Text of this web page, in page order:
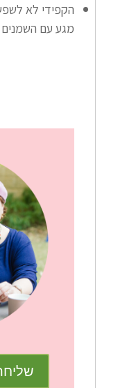
הקפידי לא
מגע עם השמנים